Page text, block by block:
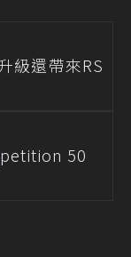
級還帶來RS
50